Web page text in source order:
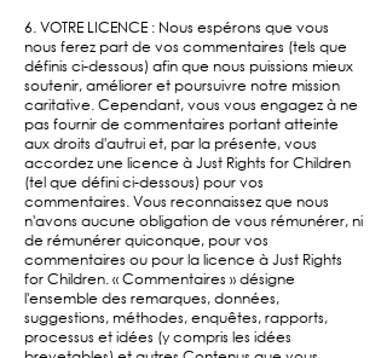
6. VOTRE LICENCE : Nous espérons que vous
nous ferez part de vos commentaires (tels que
définis ci-dessous) afin que nous puissions mieux
soutenir, améliorer et poursuivre notre mission
caritative. Cependant, vous vous engagez à ne
pas fournir de commentaires portant atteinte
aux droits d'autrui et, par la présente, vous
accordez une licence à Just Rights for Children
(tel que défini ci-dessous) pour vos
commentaires. Vous reconnaissez que nous
n'avons aucune obligation de vous rémunérer, ni
de rémunérer quiconque, pour vos
commentaires ou pour la licence à Just Rights
for Children. « Commentaires » désigne
l'ensemble des remarques, données,
suggestions, méthodes, enquêtes, rapports,
processus et idées (y compris les idées